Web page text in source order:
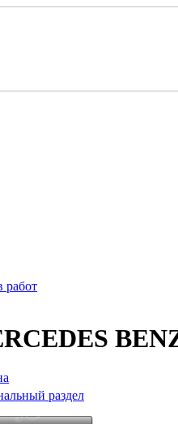
работ
раздел